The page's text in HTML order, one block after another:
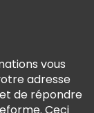
vous
adresse
de répondre